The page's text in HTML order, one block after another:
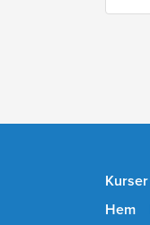
Kurser
Hem